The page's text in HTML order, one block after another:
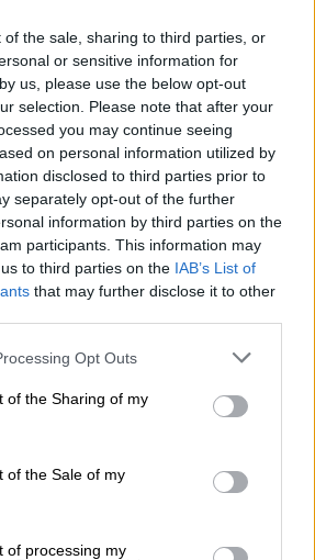
of the sale, sharing to third parties, or
or sensitive information for
us, please use the below opt-out
selection. Please note that after your
you may continue seeing
on personal information utilized by
disclosed to third parties prior to
separately opt-out of the further
information by third parties on the
participants. This information may
to third parties on the IAB’s List of
that may further disclose it to other
Opt Outs
of the Sharing of my
of the Sale of my
of processing my
del CNI por el
Gobierno mantiene a
el Gobierno trata de solventar el
con la destitución de Esteban, la
DIVERSAS
de Occidente es